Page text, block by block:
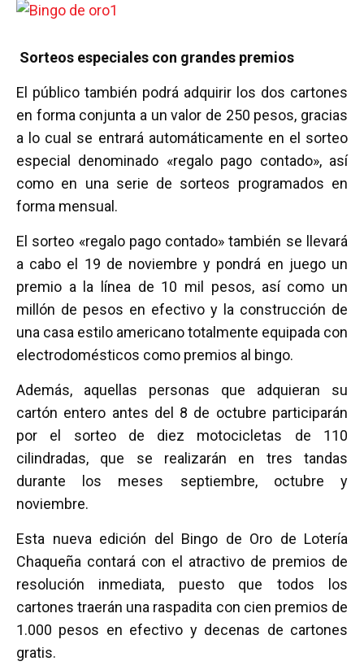
Sorteos especiales con grandes premios
El público también podrá adquirir los dos cartones
en forma conjunta a un valor de 250 pesos, gracias
a lo cual se entrará automáticamente en el sorteo
especial denominado «regalo pago contado», así
como en una serie de sorteos programados en
forma mensual.
El sorteo «regalo pago contado» también se llevará
a cabo el 19 de noviembre y pondrá en juego un
premio a la línea de 10 mil pesos, así como un
millón de pesos en efectivo y la construcción de
una casa estilo americano totalmente equipada con
electrodomésticos como premios al bingo.
Además, aquellas personas que adquieran su
cartón entero antes del 8 de octubre participarán
por el sorteo de diez motocicletas de 110
cilindradas, que se realizarán en tres tandas
durante los meses septiembre, octubre y
noviembre.
Esta nueva edición del Bingo de Oro de Lotería
Chaqueña contará con el atractivo de premios de
resolución inmediata, puesto que todos los
cartones traerán una raspadita con cien premios de
1.000 pesos en efectivo y decenas de cartones
gratis.